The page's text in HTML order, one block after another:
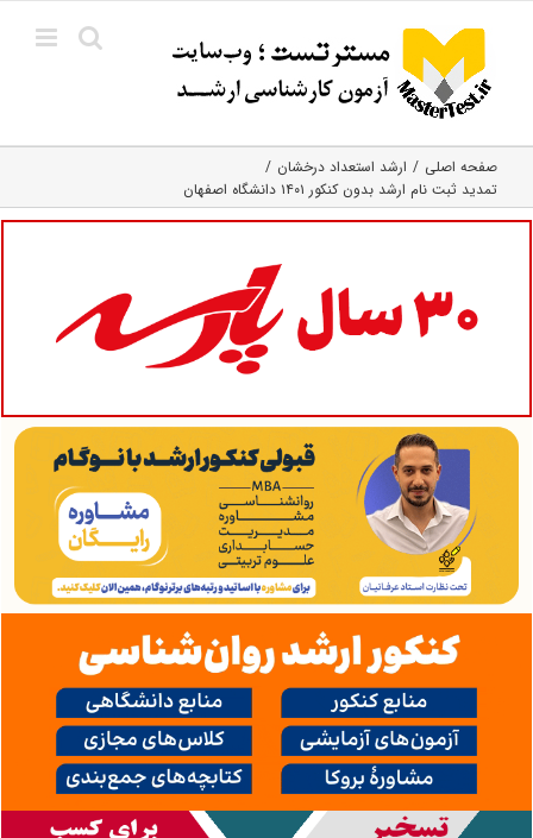
content
صفحه اصلی
ارشد استعداد درخشان
تمدید ثبت نام ارشد بدون کنکور ۱۴۰۱ دانشگاه اصفهان